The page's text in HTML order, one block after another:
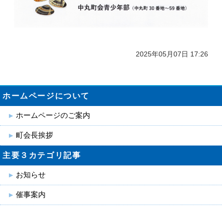
2025年05月07日 17:26
ホームページについて
ホームページのご案内
町会長挨拶
主要３カテゴリ記事
お知らせ
催事案内